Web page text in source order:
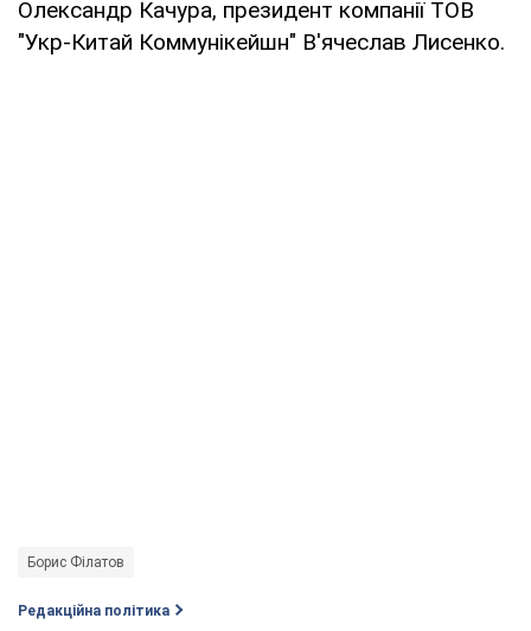
Олександр Качура, президент компанії ТОВ
"Укр-Китай Коммунікейшн" В'ячеслав Лисенко.
Борис Філатов
Редакційна політика